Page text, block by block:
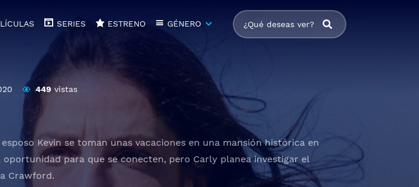
SERIES ESTRENO GÉNERO
449 vistas
Kevin se toman unas vacaciones en una mansión histórica en
para que se conecten, pero Carly planea investigar el
Crawford.